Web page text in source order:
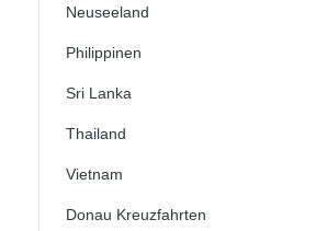
Neuseeland
Philippinen
Sri Lanka
Thailand
Vietnam
Donau Kreuzfahrten